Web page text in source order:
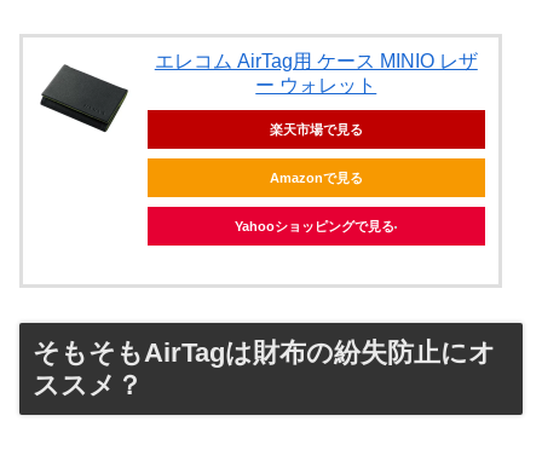
エレコム AirTag用 ケース MINIO レザ
ー ウォレット
楽天市場で見る
Amazonで見る
Yahooショッピングで見る
そもそもAirTagは財布の紛失防止にオ
ススメ？